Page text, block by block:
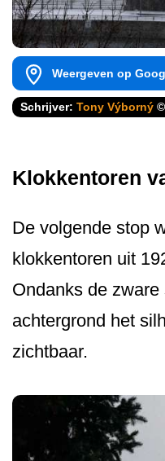
Weergeven op
Schrijver: Tony Výborný
Klokkentoren
De volgende stop
klokkentoren uit
Ondanks de
achtergrond het
zichtbaar.